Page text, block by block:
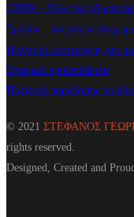
GDPR – Πολιτική
Τρόποι – ασφάλεια
Πολιτική επιστροφής και
Όροι και προϋποθέσεις
Πολιτική παράδοσης
© 2021 ΣΤΕΦΑΝΟΣ
rights reserved.
Designed, Created and